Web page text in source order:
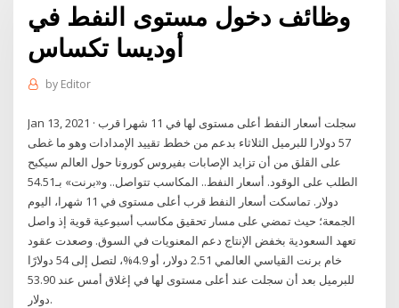
وظائف دخول مستوى النفط في
أوديسا تكساس
by Editor
Jan 13, 2021 · سجلت أسعار النفط أعلى مستوى لها في 11 شهرا قرب
57 دولارا للبرميل الثلاثاء بدعم من خطط تقييد الإمدادات وهو ما غطى
على القلق من أن تزايد الإصابات بفيروس كورونا حول العالم سيكبح
الطلب على الوقود. أسعار النفط.. المكاسب تتواصل.. و«برنت» بـ54.51
دولار. تماسكت أسعار النفط قرب أعلى مستوى في 11 شهرا، اليوم
الجمعة؛ حيث تمضي على مسار تحقيق مكاسب أسبوعية قوية إذ واصل
تعهد السعودية بخفض الإنتاج دعم المعنويات في السوق. وصعدت عقود
خام برنت القياسي العالمي 2.51 دولار، أو 4.9%، لتصل إلى 54 دولارًا
للبرميل بعد أن سجلت عند أعلى مستوى لها في إغلاق أمس عند 53.90
دولار.